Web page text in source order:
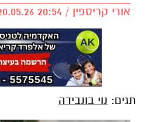
אורי קריספין / 20:54 20.05.26
תגים: נוי בונבידה